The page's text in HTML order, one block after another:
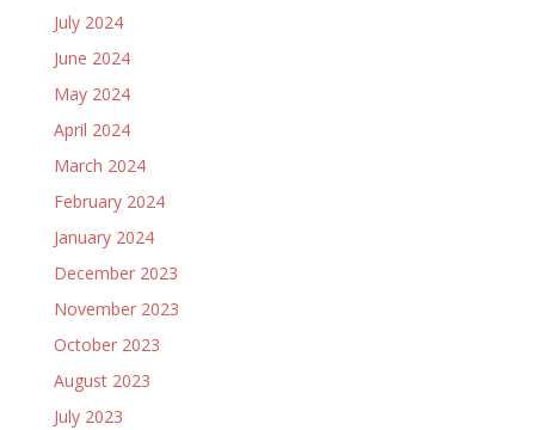
July 2024
June 2024
May 2024
April 2024
March 2024
February 2024
January 2024
December 2023
November 2023
October 2023
August 2023
July 2023